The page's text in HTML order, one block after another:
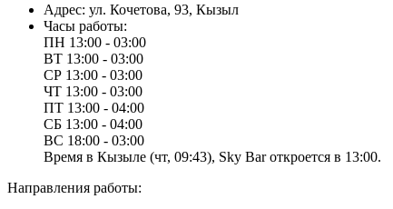
Адрес: ул. Кочетова, 93, Кызыл
Часы работы:
ПН 13:00 - 03:00
ВТ 13:00 - 03:00
СР 13:00 - 03:00
ЧТ 13:00 - 03:00
ПТ 13:00 - 04:00
СБ 13:00 - 04:00
ВС 18:00 - 03:00
Время в Кызыле (чт, 09:43), Sky Bar откроется в 13:00.
Направления работы: